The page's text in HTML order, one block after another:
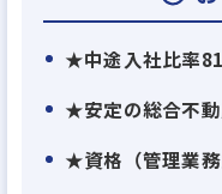
お客様からの”あり
★中途入社比率
★安定の総合不
★資格（管理業務